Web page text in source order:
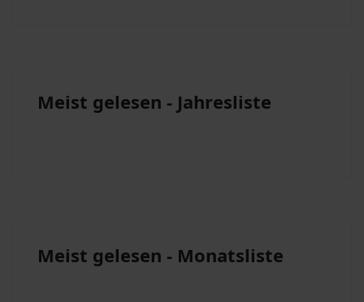
Meist gelesen - Jahresliste
Meist gelesen - Monatsliste